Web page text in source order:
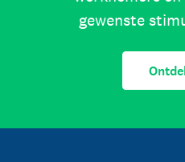
gewenste